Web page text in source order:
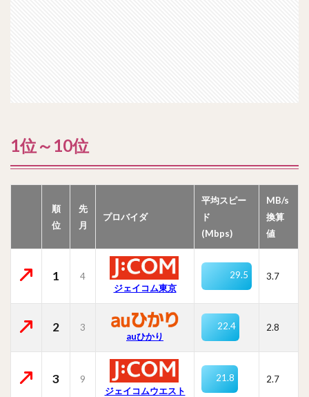
1位～10位
順
位
先
月
プロバイダ
平均スピー
ド
(Mbps)
MB/s
換算
値
1
4
ジェイコム東京
29.5 3.7
2
3
auひかり
22.4 2.8
3
9
ジェイコムウエスト
21.8 2.7